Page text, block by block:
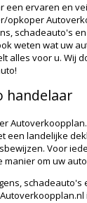
een ervaren en
opkoper
schadeauto's
weten wat uw
alles voor u. Wij
handelaar
een landelijke
Voor
om uw
schadeauto's